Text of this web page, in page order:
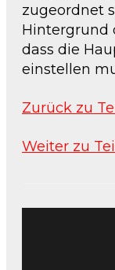
zugeordnet
Hintergrund
dass die
einstellen
Zurück zu
Weiter zu